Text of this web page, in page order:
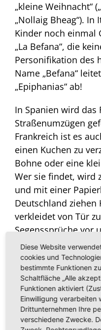
„kleine Weihnacht“
„Nollaig Bheag“).
Kinder noch einmal
„La Befana“, die
Personifikation des
Name „Befana“
„Epiphanias“ ab!
In Spanien wird das
Straßenumzügen
Frankreich ist es
einen Kuchen zu
Bohne oder eine
Wer sie findet, wird
und mit einer
Deutschland ziehen
verkleidet von Tür
Segenssprüche vor
karitative Zwecke.
Einmal mehr zeigt
christliche Glaube
zugleich Platz für
Besonderheiten.
vielfältiges Europa
Diese Website
cookies und
bestimmte Funktionen
Schaltfläche „Alle
Funktionen aktiviert
Einwilligung verarbeiten
Drittunternehmen Ihre
verschiedene Zwecke.